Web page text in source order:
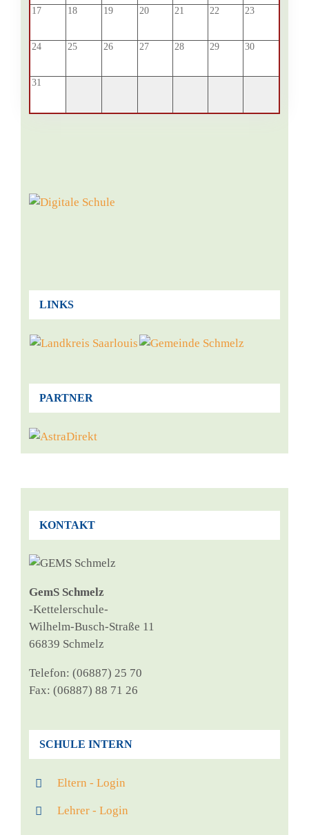
KONTAKT
GemS Schmelz
‑Ket­tel­er­schu­le-
Wil­helm-Busch-Stra­ße 11
66839 Schmelz
Tele­fon: (06887) 25 70
Fax: (06887) 88 71 26
SCHULE INTERN
Eltern - Login
Lehrer - Login
17 18 19 20 21 22 23
24 25 26 27 28 29 30
31
LINKS
PARTNER